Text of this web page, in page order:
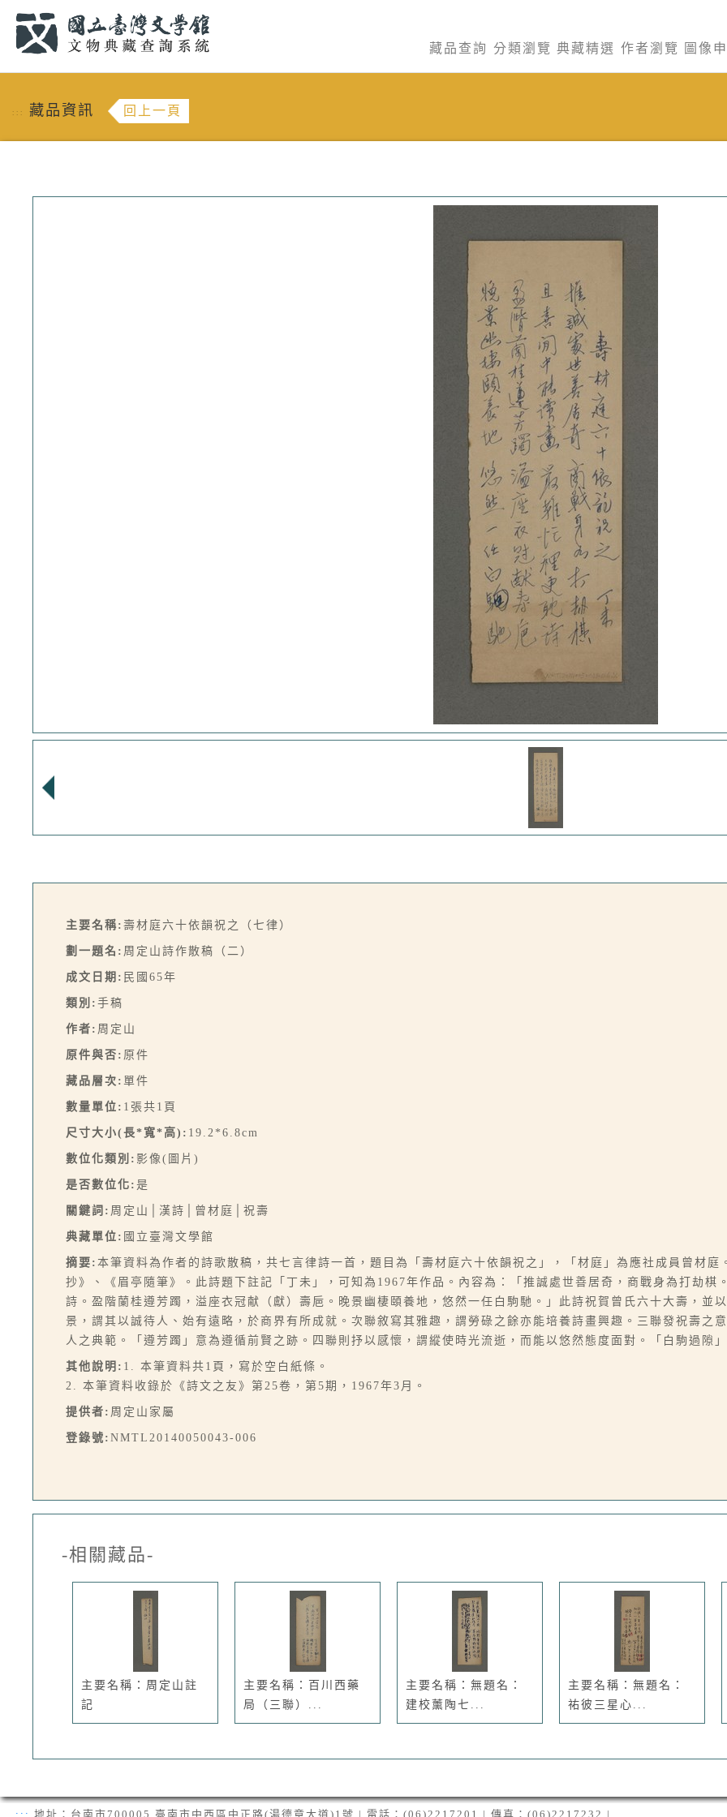
藏品查詢 分類瀏覽 典藏精選 作者瀏覽 圖像
::: 藏品資訊 回上一頁
主要名稱: 壽材庭六十依韻祝之（七律）
劃一題名: 周定山詩作散稿（二）
成文日期: 民國65年
類別: 手稿
作者: 周定山
原件與否: 原件
藏品層次: 單件
數量單位: 1張共1頁
尺寸大小(長*寬*高): 19.2*6.8cm
數位化類別: 影像(圖片)
是否數位化: 是
關鍵詞: 周定山│漢詩│曾材庭│祝壽
典藏單位: 國立臺灣文學館
摘要: 本筆資料為作者的詩歌散稿，共七言律詩一首，題目為「壽材庭六十依韻祝之」，「材庭」為應社成員曾材庭
抄》、《眉亭隨筆》。此詩題下註記「丁未」，可知為1967年作品。內容為：「推誠處世善居奇，商戰身為打劫棋
詩。盈階蘭桂遵芳躅，溢座衣冠献（獻）壽巵。晚景幽棲頤養地，悠然一任白駒馳。」此詩祝賀曾氏六十大壽，並
景，謂其以誠待人、始有遠略，於商界有所成就。次聯敘寫其雅趣，謂勞碌之餘亦能培養詩畫興趣。三聯發祝壽之
人之典範。「遵芳躅」意為遵循前賢之跡。四聯則抒以感懷，謂縱使時光流逝，而能以悠然態度面對。「白駒過隙
其他說明: 1. 本筆資料共1頁，寫於空白紙條。
2. 本筆資料收錄於《詩文之友》第25卷，第5期，1967年3月。
提供者: 周定山家屬
登錄號: NMTL20140050043-006
-相關藏品-
主要名稱：周定山註
記
主要名稱：百川西藥
局（三聯）...
主要名稱：無題名：
建校薰陶七...
主要名稱：無題名：
祐彼三星心...
::: 地址：台南市700005 臺南市中西區中正路(湯德章大道)1號 | 電話：(06)2217201 | 傳真：(06)2217232 |